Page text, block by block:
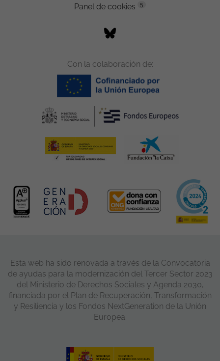
Panel de cookies
5
Con la colaboración de:
Esta web ha sido renovada a través de la Convocatoria
de ayudas para la modernización del Tercer Sector 2023
del Ministerio de Derechos Sociales y Agenda 2030,
financiada por el Plan de Recuperación, Transformación
y Resiliencia y los Fondos NextGeneration de la Unión
Europea.